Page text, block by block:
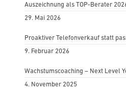
Auszeichnung als TOP-Berater
29. Mai 2026
Proaktiver Telefonverkauf statt
9. Februar 2026
Wachstumscoaching – Next Level
4. November 2025